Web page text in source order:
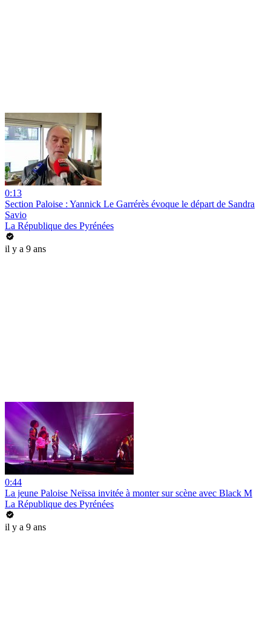
0:13
Section Paloise : Yannick Le Garrérès évoque le départ de Sandra
Savio
La République des Pyrénées
il y a 9 ans
0:44
La jeune Paloise Neïssa invitée à monter sur scène avec Black M
La République des Pyrénées
il y a 9 ans